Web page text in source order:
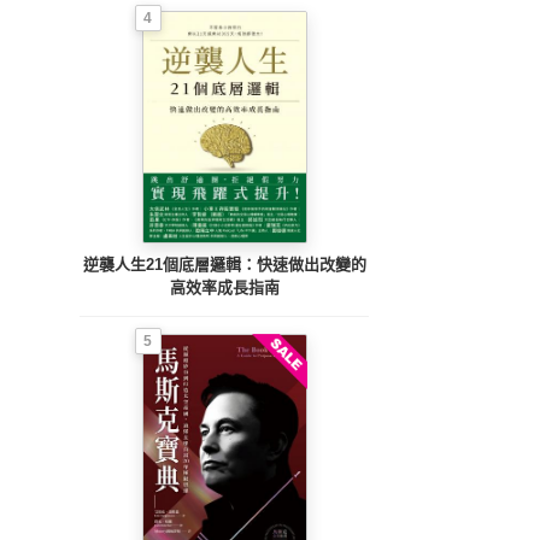
4
逆襲人生21個底層邏輯：快速做出改變的
高效率成長指南
5